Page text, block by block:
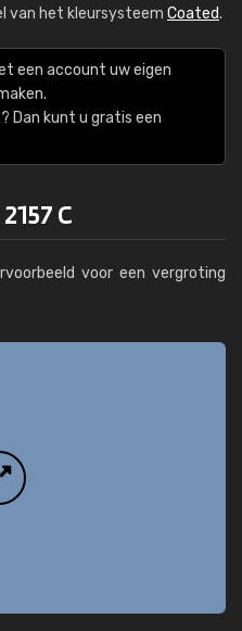
van het kleursysteem Coated.
een account uw eigen
Dan kunt u gratis een
C
voor een vergroting